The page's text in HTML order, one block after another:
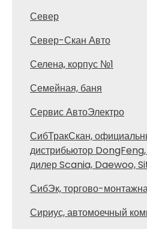
Север
Север-Скан Авто
Селена, корпус №1
Семейная, баня
Сервис АвтоЭлектро
СибТракСкан,
дистрибьютор
дилер Scania, Daewoo,
СибЭк, торгово-
Сириус, автомоечный